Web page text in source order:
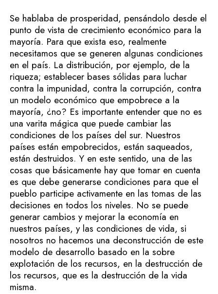
Se hablaba de prosperidad, pensándolo desde el
punto de vista de crecimiento económico para la
mayoría. Para que exista eso, realmente
necesitamos que se generen algunas condiciones
en el país. La distribución, por ejemplo, de la
riqueza; establecer bases sólidas para luchar
contra la impunidad, contra la corrupción, contra
un modelo económico que empobrece a la
mayoría, ¿no? Es importante entender que no es
una varita mágica que puede cambiar las
condiciones de los países del sur. Nuestros
países están empobrecidos, están saqueados,
están destruidos. Y en este sentido, una de las
cosas que básicamente hay que tomar en cuenta
es que debe generarse condiciones para que el
pueblo participe activamente en las tomas de las
decisiones en todos los niveles. No se puede
generar cambios y mejorar la economía en
nuestros países, y las condiciones de vida, si
nosotros no hacemos una deconstrucción de este
modelo de desarrollo basado en la sobre
explotación de los recursos, en la destrucción de
los recursos, que es la destrucción de la vida
misma.